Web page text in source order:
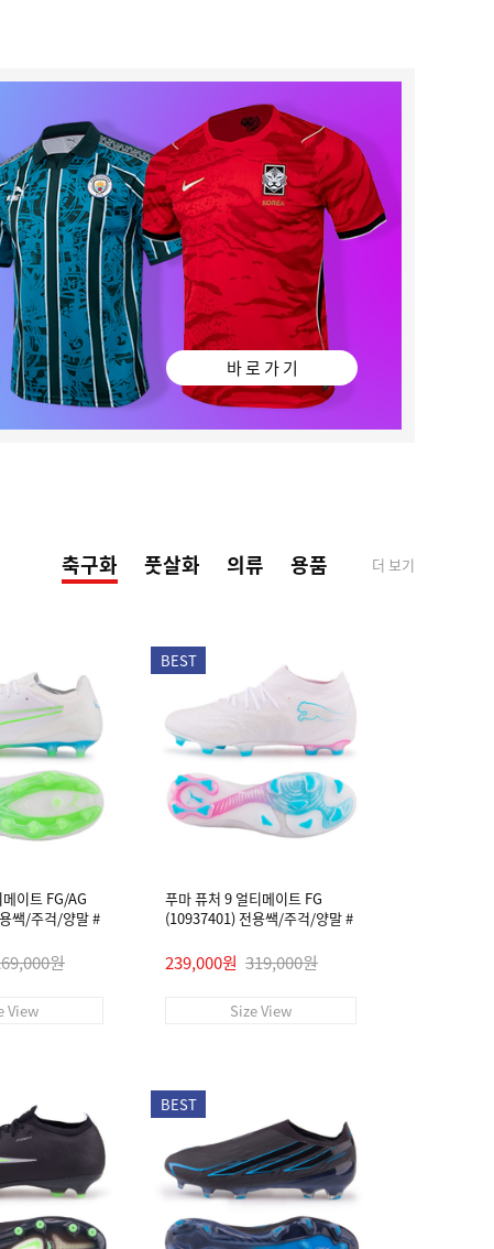
바 로 가 기
축구화 풋살화 의류 용품 더 보기
이트 FG/AG
쌕/주걱/양말 #
원
View
BEST
푸마 퓨처 9 얼티메이트 FG
(10937401) 전용쌕/주걱/양말 #
239,000원 319,000원
Size View
BEST